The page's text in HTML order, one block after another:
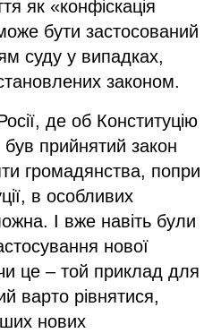
як «конфіскація
бути застосований
суду у випадках,
законом.
де об Конституцію
прийнятий закон
громадянства, попри
в особливих
І вже навіть були
нової
це – той приклад для
варто рівнятися,
нових